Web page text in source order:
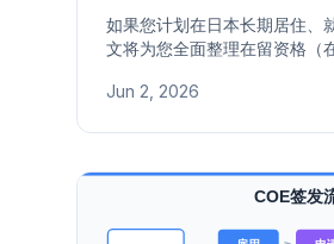
如果您计划在日本长期居住、
文将为您全面整理在留资格（
种代表性在留资格。
Jun 2, 2026